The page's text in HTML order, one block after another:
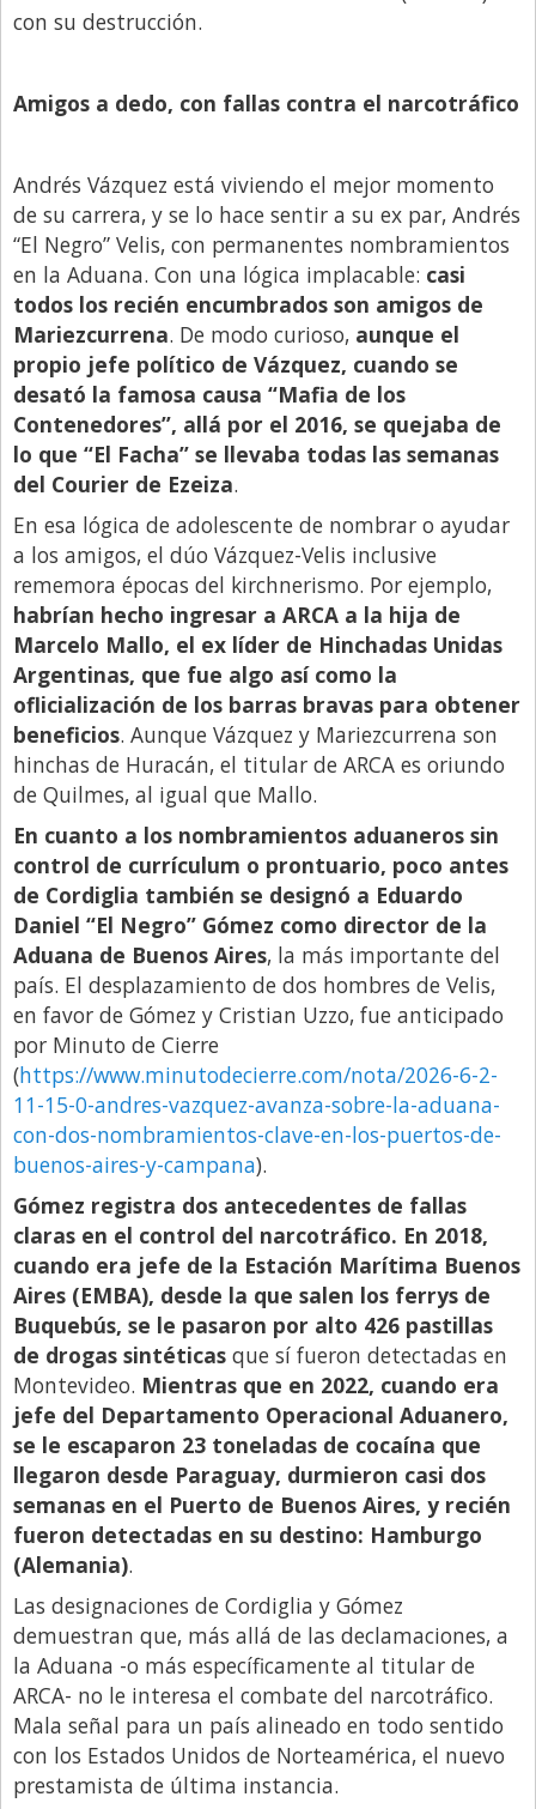
con su destrucción.
Amigos a dedo, con fallas contra el narcotráfico
Andrés Vázquez está viviendo el mejor momento
de su carrera, y se lo hace sentir a su ex par, Andrés
“El Negro” Velis, con permanentes nombramientos
en la Aduana. Con una lógica implacable: casi
todos los recién encumbrados son amigos de
Mariezcurrena. De modo curioso, aunque el
propio jefe político de Vázquez, cuando se
desató la famosa causa “Mafia de los
Contenedores”, allá por el 2016, se quejaba de
lo que “El Facha” se llevaba todas las semanas
del Courier de Ezeiza.
En esa lógica de adolescente de nombrar o ayudar
a los amigos, el dúo Vázquez-Velis inclusive
rememora épocas del kirchnerismo. Por ejemplo,
habrían hecho ingresar a ARCA a la hija de
Marcelo Mallo, el ex líder de Hinchadas Unidas
Argentinas, que fue algo así como la
oflicialización de los barras bravas para obtener
beneficios. Aunque Vázquez y Mariezcurrena son
hinchas de Huracán, el titular de ARCA es oriundo
de Quilmes, al igual que Mallo.
En cuanto a los nombramientos aduaneros sin
control de currículum o prontuario, poco antes
de Cordiglia también se designó a Eduardo
Daniel “El Negro” Gómez como director de la
Aduana de Buenos Aires, la más importante del
país. El desplazamiento de dos hombres de Velis,
en favor de Gómez y Cristian Uzzo, fue anticipado
por Minuto de Cierre
(https://www.minutodecierre.com/nota/2026-6-2-
11-15-0-andres-vazquez-avanza-sobre-la-aduana-
con-dos-nombramientos-clave-en-los-puertos-de-
buenos-aires-y-campana).
Gómez registra dos antecedentes de fallas
claras en el control del narcotráfico. En 2018,
cuando era jefe de la Estación Marítima Buenos
Aires (EMBA), desde la que salen los ferrys de
Buquebús, se le pasaron por alto 426 pastillas
de drogas sintéticas que sí fueron detectadas en
Montevideo. Mientras que en 2022, cuando era
jefe del Departamento Operacional Aduanero,
se le escaparon 23 toneladas de cocaína que
llegaron desde Paraguay, durmieron casi dos
semanas en el Puerto de Buenos Aires, y recién
fueron detectadas en su destino: Hamburgo
(Alemania).
Las designaciones de Cordiglia y Gómez
demuestran que, más allá de las declamaciones, a
la Aduana -o más específicamente al titular de
ARCA- no le interesa el combate del narcotráfico.
Mala señal para un país alineado en todo sentido
con los Estados Unidos de Norteamérica, el nuevo
prestamista de última instancia.